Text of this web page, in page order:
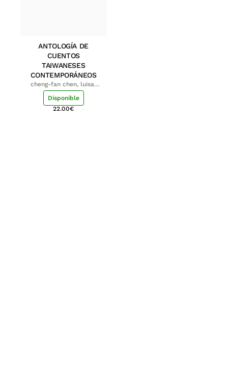
ANTOLOGÍA DE
CUENTOS
TAIWANESES
CONTEMPORÁNEOS
cheng-fan chen, luisa;
shu-ying chang, luisa
Disponible
22.00€